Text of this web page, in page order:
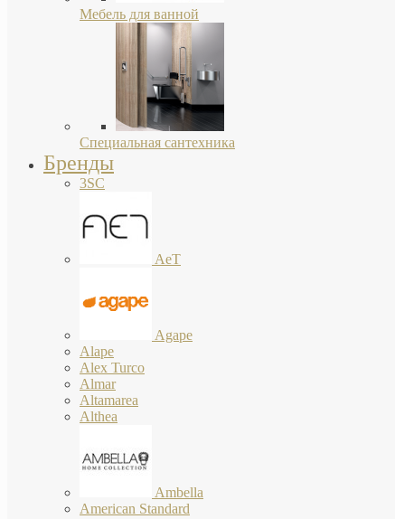
Мебель для ванной
Специальная сантехника
Бренды
3SC
AeT
Agape
Alape
Alex Turco
Almar
Altamarea
Althea
Ambella
American Standard